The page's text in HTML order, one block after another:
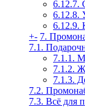
6.12.7.
6.12.8.
6.12.9.
+- 7.
7.1.
7.1.1.
7.1.2.
7.1.3.
7.2.
7.3. Всё для